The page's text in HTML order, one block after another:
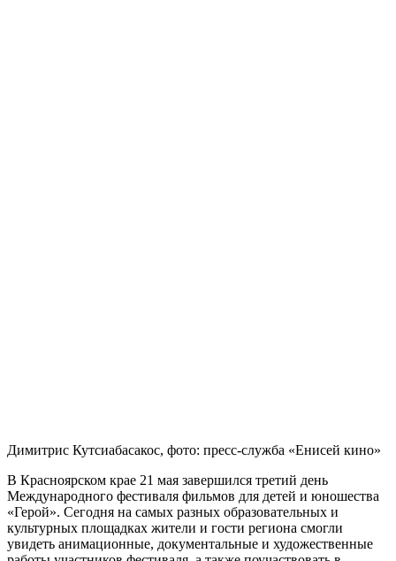
Димитрис Кутсиабасакос, фото: пресс-служба «Енисей кино»
В Красноярском крае 21 мая завершился третий день
Международного фестиваля фильмов для детей и юношества
«Герой». Сегодня на самых разных образовательных и
культурных площадках жители и гости региона смогли
увидеть анимационные, документальные и художественные